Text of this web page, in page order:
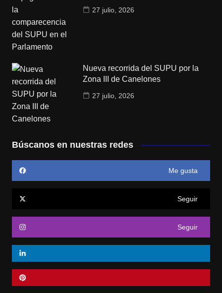
27 julio, 2026
Nueva recorrida del SUPU por la
Zona III de Canelones
27 julio, 2026
Búscanos en nuestras redes
Me gusta
Seguir
Seguir